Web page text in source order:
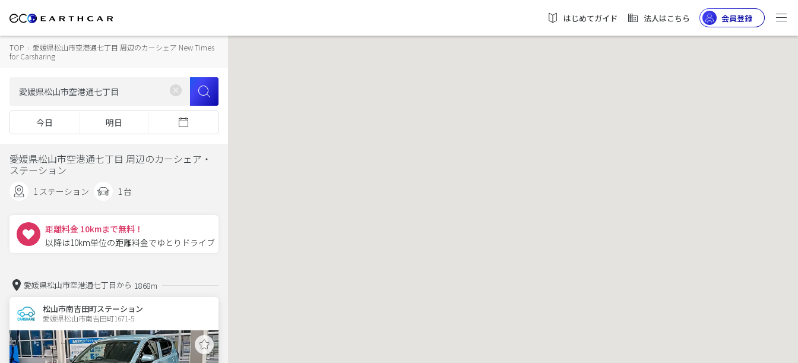
はじめてガイド 法人はこちら 会員登録
TOP › 愛媛県松山市空港通七丁目 周辺のカーシェア New Times
for Carsharing
今日 明日
愛媛県松山市空港通七丁目 周辺のカーシェア・
ステーション
1 ステーション 1 台
距離料金 10kmまで無料！
以降は10km単位の距離料金でゆとりドライブ
愛媛県松山市空港通七丁目から 1868m
松山市南吉田町ステーション
愛媛県松山市南吉田町1671-5